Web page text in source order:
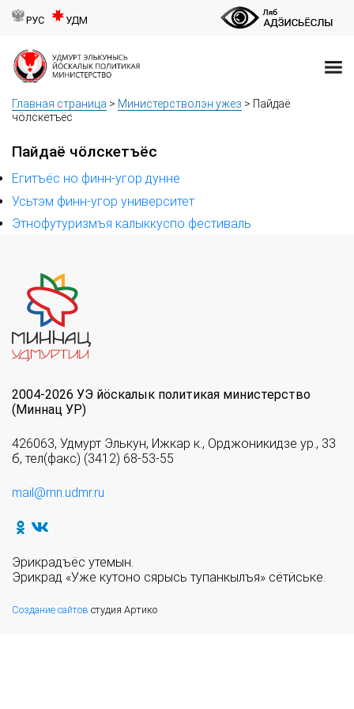
РУС УДМ
Главная страница > Министерстволэн ужез > Пайдаё
чӧлскетъёс
Пайдаё чӧлскетъёс
Егитъёс но финн-угор дунне
Усьтэм финн-угор университет
Этнофутуризмъя калыккуспо фестиваль
2004-2026 УЭ йöскалык политикая министерство
(Миннац УР)
426063, Удмурт Элькун, Ижкар к., Орджоникидзе ур., 33
б, тел(факс) (3412) 68-53-55
mail@mn.udmr.ru
Эрикрадъёс утемын.
Эрикрад «Уже кутоно сярысь тупанкылъя» сётӥське.
Создание сайтов студия Артико